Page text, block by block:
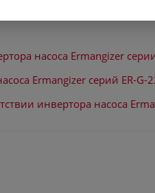
насоса Ermangizer
Ermangizer серий ER-G-
инвертора насоса